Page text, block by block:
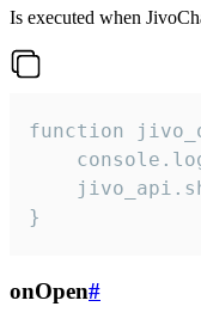
Is executed when
function
}
onOpen#